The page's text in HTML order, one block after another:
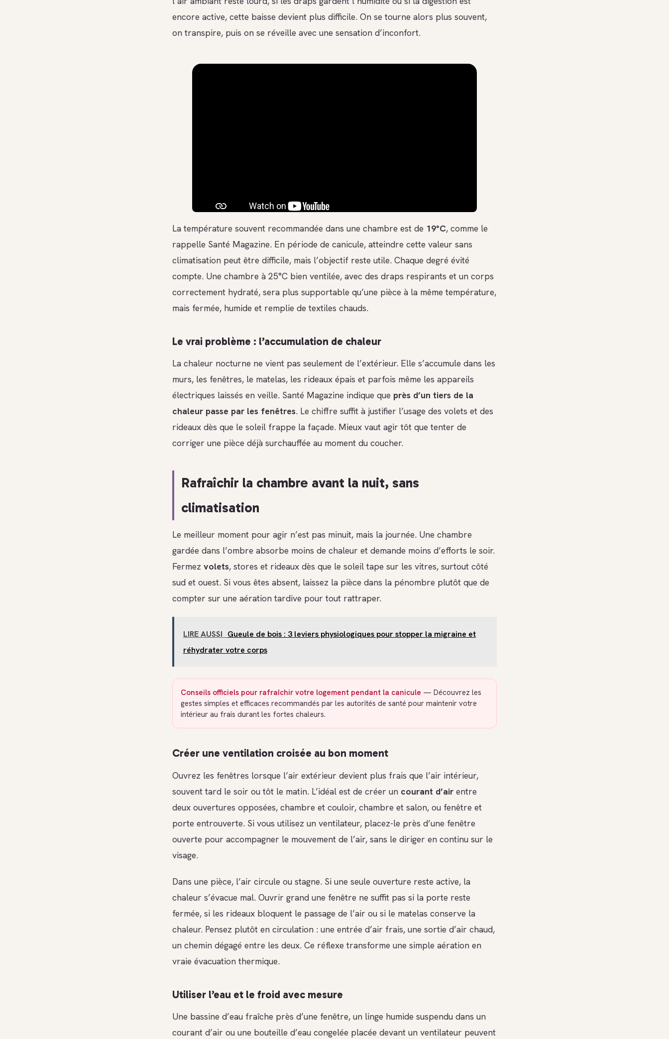
encore active, cette baisse devient plus difficile. On se tourne alors plus souvent,
on transpire, puis on se réveille avec une sensation d’inconfort.
La température souvent recommandée dans une chambre est de 19°C, comme le
rappelle Santé Magazine. En période de canicule, atteindre cette valeur sans
climatisation peut être difficile, mais l’objectif reste utile. Chaque degré évité
compte. Une chambre à 25°C bien ventilée, avec des draps respirants et un corps
correctement hydraté, sera plus supportable qu’une pièce à la même température,
mais fermée, humide et remplie de textiles chauds.
Le vrai problème : l’accumulation de chaleur
La chaleur nocturne ne vient pas seulement de l’extérieur. Elle s’accumule dans les
murs, les fenêtres, le matelas, les rideaux épais et parfois même les appareils
électriques laissés en veille. Santé Magazine indique que près d’un tiers de la
chaleur passe par les fenêtres. Le chiffre suffit à justifier l’usage des volets et des
rideaux dès que le soleil frappe la façade. Mieux vaut agir tôt que tenter de
corriger une pièce déjà surchauffée au moment du coucher.
Rafraîchir la chambre avant la nuit, sans
climatisation
Le meilleur moment pour agir n’est pas minuit, mais la journée. Une chambre
gardée dans l’ombre absorbe moins de chaleur et demande moins d’efforts le soir.
Fermez volets, stores et rideaux dès que le soleil tape sur les vitres, surtout côté
sud et ouest. Si vous êtes absent, laissez la pièce dans la pénombre plutôt que de
compter sur une aération tardive pour tout rattraper.
LIRE AUSSI Gueule de bois : 3 leviers physiologiques pour stopper la migraine et
réhydrater votre corps
Conseils officiels pour rafraîchir votre logement pendant la canicule — Découvrez les
gestes simples et efficaces recommandés par les autorités de santé pour maintenir votre
intérieur au frais durant les fortes chaleurs.
Créer une ventilation croisée au bon moment
Ouvrez les fenêtres lorsque l’air extérieur devient plus frais que l’air intérieur,
souvent tard le soir ou tôt le matin. L’idéal est de créer un courant d’air entre
deux ouvertures opposées, chambre et couloir, chambre et salon, ou fenêtre et
porte entrouverte. Si vous utilisez un ventilateur, placez-le près d’une fenêtre
ouverte pour accompagner le mouvement de l’air, sans le diriger en continu sur le
visage.
Dans une pièce, l’air circule ou stagne. Si une seule ouverture reste active, la
chaleur s’évacue mal. Ouvrir grand une fenêtre ne suffit pas si la porte reste
fermée, si les rideaux bloquent le passage de l’air ou si le matelas conserve la
chaleur. Pensez plutôt en circulation : une entrée d’air frais, une sortie d’air chaud,
un chemin dégagé entre les deux. Ce réflexe transforme une simple aération en
vraie évacuation thermique.
Utiliser l’eau et le froid avec mesure
Une bassine d’eau fraîche près d’une fenêtre, un linge humide suspendu dans un
courant d’air ou une bouteille d’eau congelée placée devant un ventilateur peuvent